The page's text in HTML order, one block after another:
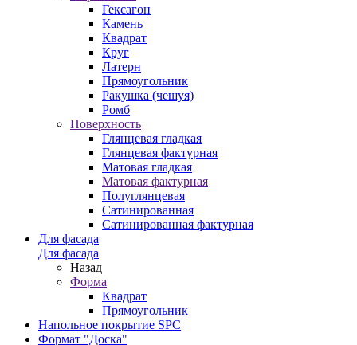
Гексагон
Камень
Квадрат
Круг
Латерн
Прямоугольник
Ракушка (чешуя)
Ромб
Поверхность
Глянцевая гладкая
Глянцевая фактурная
Матовая гладкая
Матовая фактурная
Полуглянцевая
Сатинированная
Сатинированная фактурная
Для фасада
Для фасада
Назад
Форма
Квадрат
Прямоугольник
Напольное покрытие SPC
Формат "Доска"